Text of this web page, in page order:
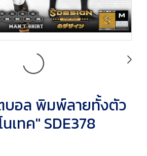
บอล พิมพ์ลายทั้งตัว
เทค" SDE378